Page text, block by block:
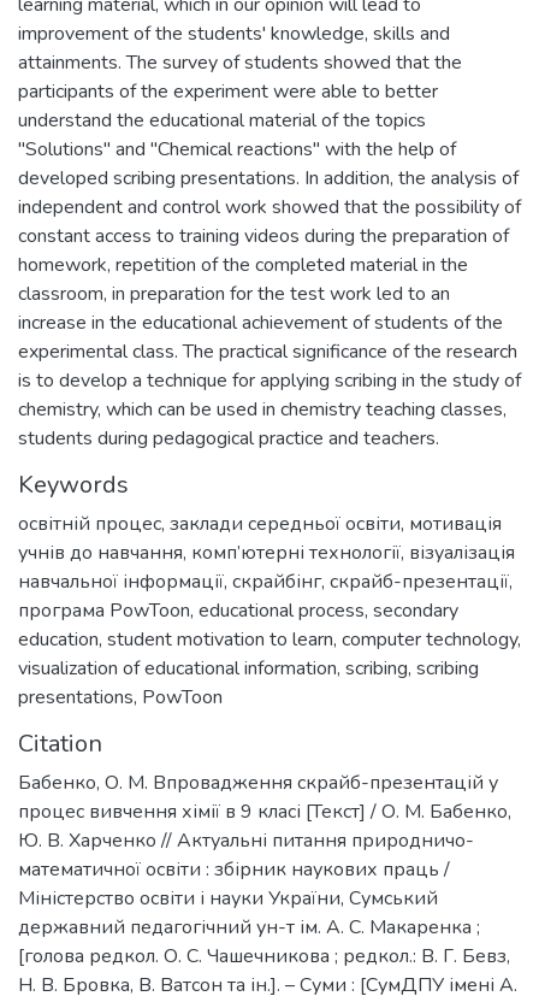
improvement of the students' knowledge, skills and
attainments. The survey of students showed that the
participants of the experiment were able to better
understand the educational material of the topics
"Solutions" and "Chemical reactions" with the help of
developed scribing presentations. In addition, the analysis of
independent and control work showed that the possibility of
constant access to training videos during the preparation of
homework, repetition of the completed material in the
classroom, in preparation for the test work led to an
increase in the educational achievement of students of the
experimental class. The practical significance of the research
is to develop a technique for applying scribing in the study of
chemistry, which can be used in chemistry teaching classes,
students during pedagogical practice and teachers.
Keywords
освітній процес, заклади середньої освіти, мотивація
учнів до навчання, комп’ютерні технології, візуалізація
навчальної інформації, скрайбінг, скрайб-презентації,
програма PowToon, educational process, secondary
education, student motivation to learn, computer technology,
visualization of educational information, scribing, scribing
presentations, PowToon
Citation
Бабенко, О. М. Впровадження скрайб-презентацій у
процес вивчення хімії в 9 класі [Текст] / О. М. Бабенко,
Ю. В. Харченко // Актуальні питання природничо-
математичної освіти : збірник наукових праць /
Міністерство освіти і науки України, Сумський
державний педагогічний ун-т ім. А. С. Макаренка ;
[голова редкол. О. С. Чашечникова ; редкол.: В. Г. Бевз,
Н. В. Бровка, В. Ватсон та ін.]. – Суми : [СумДПУ імені А.